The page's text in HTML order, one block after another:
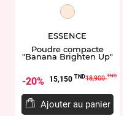
ET940472.20
ESSENCE
Poudre compacte
"Banana Brighten Up"
20% Prix
15,150 TNDPrix
base
18,900TND
Ajouter au panier